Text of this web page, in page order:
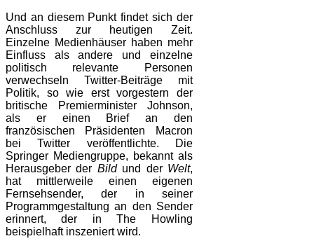
Und an diesem Punkt findet sich der
Anschluss zur heutigen Zeit.
Einzelne Medienhäuser haben mehr
Einfluss als andere und einzelne
politisch relevante Personen
verwechseln Twitter-Beiträge mit
Politik, so wie erst vorgestern der
britische Premierminister Johnson,
als er einen Brief an den
französischen Präsidenten Macron
bei Twitter veröffentlichte. Die
Springer Mediengruppe, bekannt als
Herausgeber der Bild und der Welt,
hat mittlerweile einen eigenen
Fernsehsender, der in seiner
Programmgestaltung an den Sender
erinnert, der in The Howling
beispielhaft inszeniert wird.